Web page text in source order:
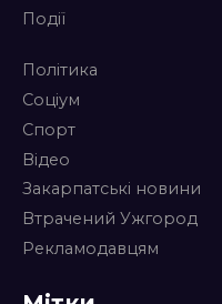
Події
Політика
Соціум
Спорт
Відео
Закарпатські новини
Втрачений Ужгород
Рекламодавцям